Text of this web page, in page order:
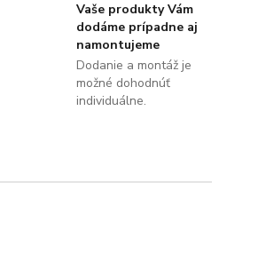
Vaše produkty Vám
dodáme prípadne aj
namontujeme
Dodanie a montáž je
možné dohodnúť
individuálne.